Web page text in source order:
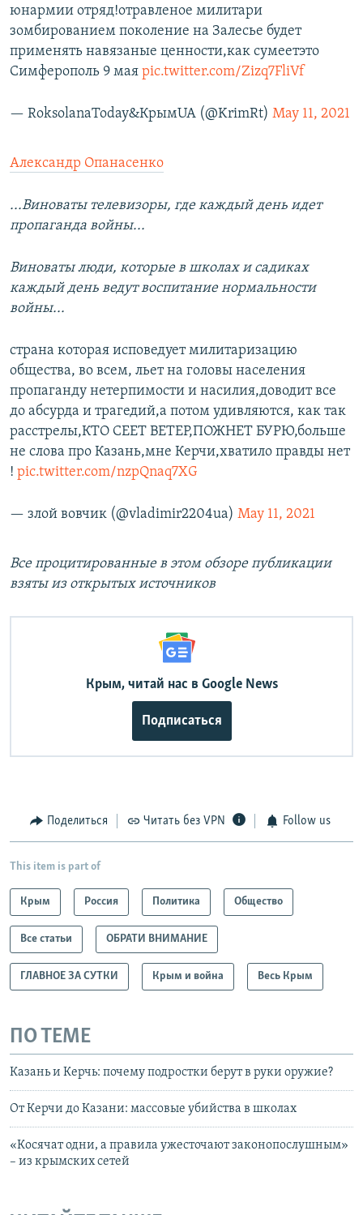
юнармии отряд!отравленое милитари
зомбированием поколение на Залесье будет
применять навязаные ценности,как сумеетэто
Симферополь 9 мая pic.twitter.com/Zizq7FliVf
— RoksolanaToday&КрымUA (@KrimRt) May 11, 2021
Александр Опанасенко
...Виноваты телевизоры, где каждый день идет
пропаганда войны...
Виноваты люди, которые в школах и садиках
каждый день ведут воспитание нормальности
войны...
страна которая исповедует милитаризацию
общества, во всем, льет на головы населения
пропаганду нетерпимости и насилия,доводит все
до абсурда и трагедий,а потом удивляются, как так
расстрелы,КТО СЕЕТ ВЕТЕР,ПОЖНЕТ БУРЮ,больше
не слова про Казань,мне Керчи,хватило правды нет
! pic.twitter.com/nzpQnaq7XG
— злой вовчик (@vladimir2204ua) May 11, 2021
Все процитированные в этом обзоре публикации
взяты из открытых источников
Крым, читай нас в Google News
Подписаться
Поделиться Читать без VPN Follow us
This item is part of
Крым Россия Политика Общество
Все статьи ОБРАТИ ВНИМАНИЕ
ГЛАВНОЕ ЗА СУТКИ Крым и война Весь Крым
ПО ТЕМЕ
Казань и Керчь: почему подростки берут в руки оружие?
От Керчи до Казани: массовые убийства в школах
«Косячат одни, а правила ужесточают законопослушным»
– из крымских сетей